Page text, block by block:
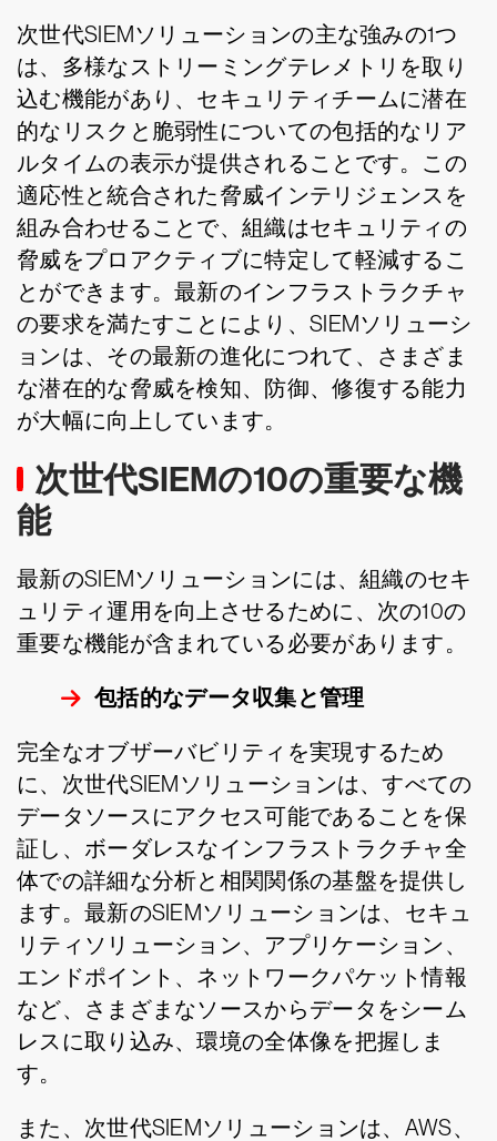
次世代SIEMソリューションの主な強みの1つ
は、多様なストリーミングテレメトリを取り
込む機能があり、セキュリティチームに潜在
的なリスクと脆弱性についての包括的なリア
ルタイムの表示が提供されることです。この
適応性と統合された脅威インテリジェンスを
組み合わせることで、組織はセキュリティの
脅威をプロアクティブに特定して軽減するこ
とができます。最新のインフラストラクチャ
の要求を満たすことにより、SIEMソリューシ
ョンは、その最新の進化につれて、さまざま
な潜在的な脅威を検知、防御、修復する能力
が大幅に向上しています。
次世代SIEMの10の重要な機
能
最新のSIEMソリューションには、組織のセキ
ュリティ運用を向上させるために、次の10の
重要な機能が含まれている必要があります。
包括的なデータ収集と管理
完全なオブザーバビリティを実現するため
に、次世代SIEMソリューションは、すべての
データソースにアクセス可能であることを保
証し、ボーダレスなインフラストラクチャ全
体での詳細な分析と相関関係の基盤を提供し
ます。最新のSIEMソリューションは、セキュ
リティソリューション、アプリケーション、
エンドポイント、ネットワークパケット情報
など、さまざまなソースからデータをシーム
レスに取り込み、環境の全体像を把握しま
す。
また、次世代SIEMソリューションは、AWS、